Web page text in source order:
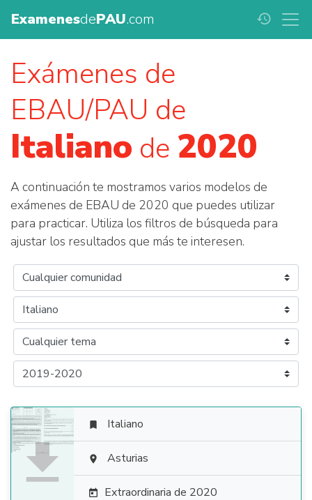
ExamenesdePAU.com history
Exámenes de
EBAU/PAU de
Italiano de 2020
A continuación te mostramos varios modelos de
exámenes de EBAU de 2020 que puedes utilizar
para practicar. Utiliza los filtros de búsqueda para
ajustar los resultados que más te interesen.

 Italiano
 Asturias
 Extraordinaria de 2020